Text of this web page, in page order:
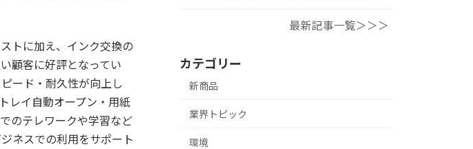
トに加え、インク交換の
顧客に好評となってい
ード・耐久性が向上し
レイ自動オープン・用紙
のテレワークや学習など
ネスでの利用をサポート
最新記事一覧＞＞＞
カテゴリー
新商品
業界トピック
環境